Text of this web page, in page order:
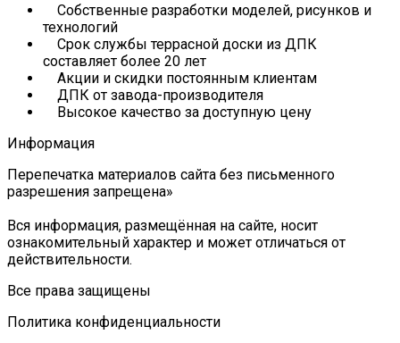
Собственные разработки моделей, рисунков и
технологий
Срок службы террасной доски из ДПК
составляет более 20 лет
Акции и скидки постоянным клиентам
ДПК от завода-производителя
Высокое качество за доступную цену
Информация
Перепечатка материалов сайта без письменного
разрешения запрещена»
Вся информация, размещённая на сайте, носит
ознакомительный характер и может отличаться от
действительности.
Все права защищены
Политика конфиденциальности